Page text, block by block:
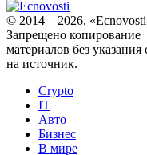
© 2014—2026,
Запрещено копирование
материалов без указания
на источник.
Crypto
IT
Авто
Бизнес
В мире